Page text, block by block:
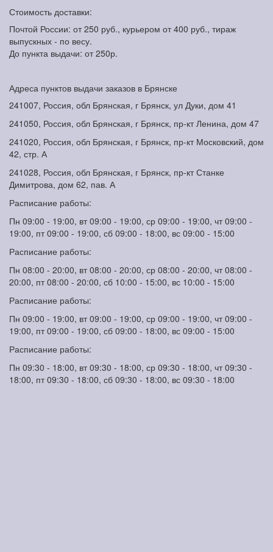
Стоимость доставки:
Почтой России: от 250 руб., курьером от 400 руб., тираж
выпускных - по весу.
До пункта выдачи: от 250р.
Адреса пунктов выдачи заказов в Брянске
241007, Россия, обл Брянская, г Брянск, ул Дуки, дом 41
241050, Россия, обл Брянская, г Брянск, пр-кт Ленина, дом 47
241020, Россия, обл Брянская, г Брянск, пр-кт Московский, дом
42, стр. А
241028, Россия, обл Брянская, г Брянск, пр-кт Станке
Димитрова, дом 62, пав. А
Расписание работы:
Пн 09:00 - 19:00, вт 09:00 - 19:00, ср 09:00 - 19:00, чт 09:00 -
19:00, пт 09:00 - 19:00, сб 09:00 - 18:00, вс 09:00 - 15:00
Расписание работы:
Пн 08:00 - 20:00, вт 08:00 - 20:00, ср 08:00 - 20:00, чт 08:00 -
20:00, пт 08:00 - 20:00, сб 10:00 - 15:00, вс 10:00 - 15:00
Расписание работы:
Пн 09:00 - 19:00, вт 09:00 - 19:00, ср 09:00 - 19:00, чт 09:00 -
19:00, пт 09:00 - 19:00, сб 09:00 - 18:00, вс 09:00 - 15:00
Расписание работы:
Пн 09:30 - 18:00, вт 09:30 - 18:00, ср 09:30 - 18:00, чт 09:30 -
18:00, пт 09:30 - 18:00, сб 09:30 - 18:00, вс 09:30 - 18:00